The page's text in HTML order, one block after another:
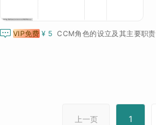
 VIP免费 ¥ 5 CCM角色的设立及其主要职责
上一页 1